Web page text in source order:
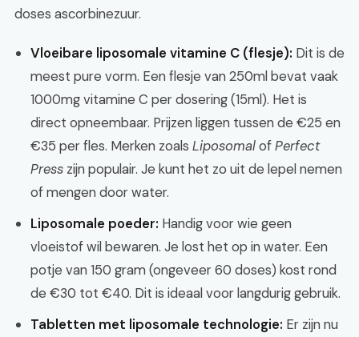
doses ascorbinezuur.
Vloeibare liposomale vitamine C (flesje): Dit is de
meest pure vorm. Een flesje van 250ml bevat vaak
1000mg vitamine C per dosering (15ml). Het is
direct opneembaar. Prijzen liggen tussen de €25 en
€35 per fles. Merken zoals LiposomalofPerfect
Press zijn populair. Je kunt het zo uit de lepel nemen
of mengen door water.
Liposomale poeder: Handig voor wie geen
vloeistof wil bewaren. Je lost het op in water. Een
potje van 150 gram (ongeveer 60 doses) kost rond
de €30 tot €40. Dit is ideaal voor langdurig gebruik.
Tabletten met liposomale technologie: Er zijn nu